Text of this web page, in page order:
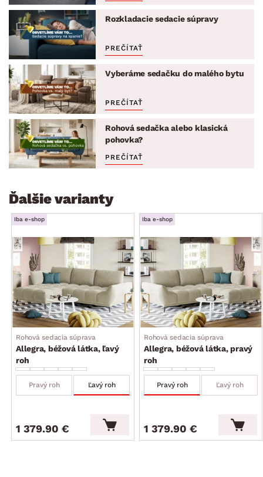
Rozkladacie sedacie súpravy
PREČÍTAŤ
Vyberáme sedačku do malého bytu
PREČÍTAŤ
Rohová sedačka alebo klasická
pohovka?
PREČÍTAŤ
Ďalšie varianty
Iba e-shop
Rohová sedacia súprava
Allegra, béžová látka, ľavý
roh
Pravý roh Ľavý roh
1 379.90 €
Iba e-shop
Rohová sedacia súprava
Allegra, béžová látka, pravý
roh
Pravý roh Ľavý roh
1 379.90 €